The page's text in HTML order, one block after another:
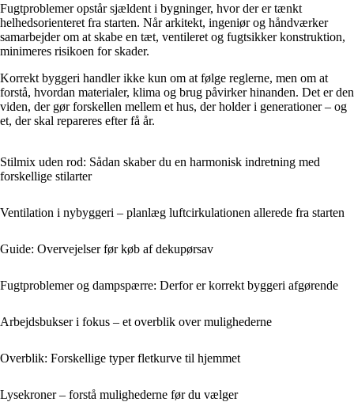
Fugtproblemer opstår sjældent i bygninger, hvor der er tænkt
helhedsorienteret fra starten. Når arkitekt, ingeniør og håndværker
samarbejder om at skabe en tæt, ventileret og fugtsikker konstruktion,
minimeres risikoen for skader.
Korrekt byggeri handler ikke kun om at følge reglerne, men om at
forstå, hvordan materialer, klima og brug påvirker hinanden. Det er den
viden, der gør forskellen mellem et hus, der holder i generationer – og
et, der skal repareres efter få år.
Stilmix uden rod: Sådan skaber du en harmonisk indretning med
forskellige stilarter
Ventilation i nybyggeri – planlæg luftcirkulationen allerede fra starten
Guide: Overvejelser før køb af dekupørsav
Fugtproblemer og dampspærre: Derfor er korrekt byggeri afgørende
Arbejdsbukser i fokus – et overblik over mulighederne
Overblik: Forskellige typer fletkurve til hjemmet
Lysekroner – forstå mulighederne før du vælger